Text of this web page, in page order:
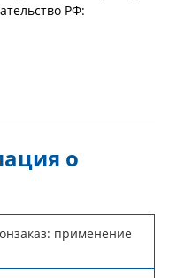
РФ:
о
применение